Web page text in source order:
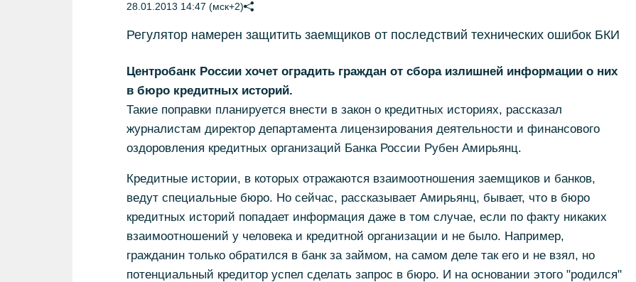
28.01.2013 14:47 (мск+2)
Регулятор намерен защитить заемщиков от последствий технических ошибок БКИ
Центробанк России хочет оградить граждан от сбора излишней информации о них
в бюро кредитных историй.
Такие поправки планируется внести в закон о кредитных историях, рассказал
журналистам директор департамента лицензирования деятельности и финансового
оздоровления кредитных организаций Банка России Рубен Амирьянц.
Кредитные истории, в которых отражаются взаимоотношения заемщиков и банков,
ведут специальные бюро. Но сейчас, рассказывает Амирьянц, бывает, что в бюро
кредитных историй попадает информация даже в том случае, если по факту никаких
взаимоотношений у человека и кредитной организации и не было. Например,
гражданин только обратился в банк за займом, на самом деле так его и не взял, но
потенциальный кредитор успел сделать запрос в бюро. И на основании этого "родился"